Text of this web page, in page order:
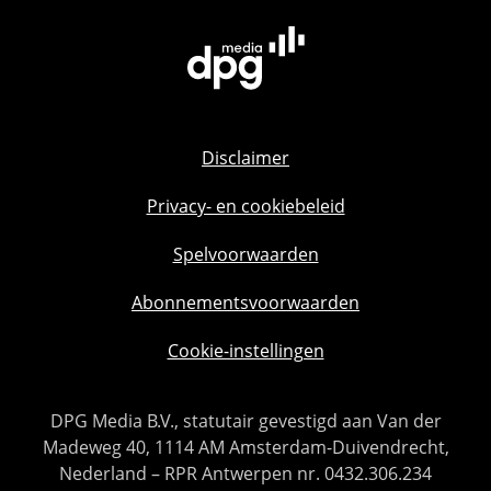
Disclaimer
Privacy- en cookiebeleid
Spelvoorwaarden
Abonnementsvoorwaarden
Cookie-instellingen
DPG Media B.V., statutair gevestigd aan Van der
Madeweg 40, 1114 AM Amsterdam-Duivendrecht,
Nederland – RPR Antwerpen nr. 0432.306.234